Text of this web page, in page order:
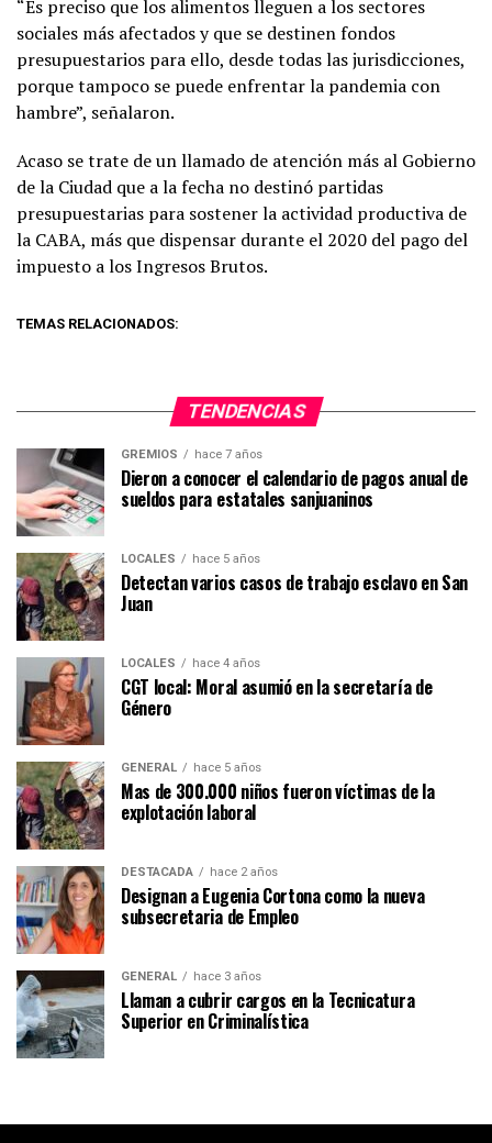
“Es preciso que los alimentos lleguen a los sectores
sociales más afectados y que se destinen fondos
presupuestarios para ello, desde todas las jurisdicciones,
porque tampoco se puede enfrentar la pandemia con
hambre”, señalaron.
Acaso se trate de un llamado de atención más al Gobierno
de la Ciudad que a la fecha no destinó partidas
presupuestarias para sostener la actividad productiva de
la CABA, más que dispensar durante el 2020 del pago del
impuesto a los Ingresos Brutos.
TEMAS RELACIONADOS:
TENDENCIAS
GREMIOS hace 7 años
Dieron a conocer el calendario de pagos anual de
sueldos para estatales sanjuaninos
LOCALES hace 5 años
Detectan varios casos de trabajo esclavo en San
Juan
LOCALES hace 4 años
CGT local: Moral asumió en la secretaría de
Género
GENERAL hace 5 años
Mas de 300.000 niños fueron víctimas de la
explotación laboral
DESTACADA hace 2 años
Designan a Eugenia Cortona como la nueva
subsecretaria de Empleo
GENERAL hace 3 años
Llaman a cubrir cargos en la Tecnicatura
Superior en Criminalística